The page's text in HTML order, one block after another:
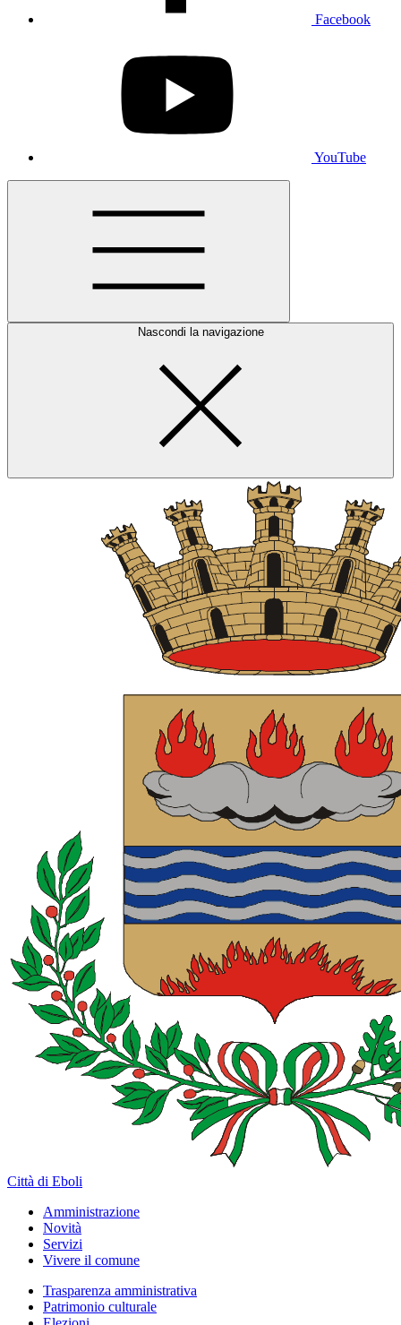
Facebook
YouTube
Nascondi la navigazione
Città di Eboli
Amministrazione
Novità
Servizi
Vivere il comune
Trasparenza amministrativa
Patrimonio culturale